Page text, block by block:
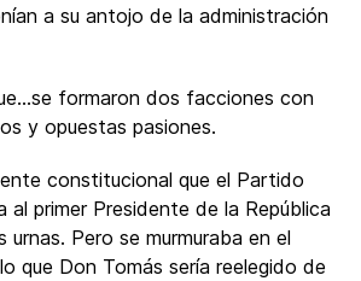
a su antojo de la administración
formaron dos facciones con
y opuestas pasiones.
constitucional que el Partido
al primer Presidente de la República
urnas. Pero se murmuraba en el
que Don Tomás sería reelegido de